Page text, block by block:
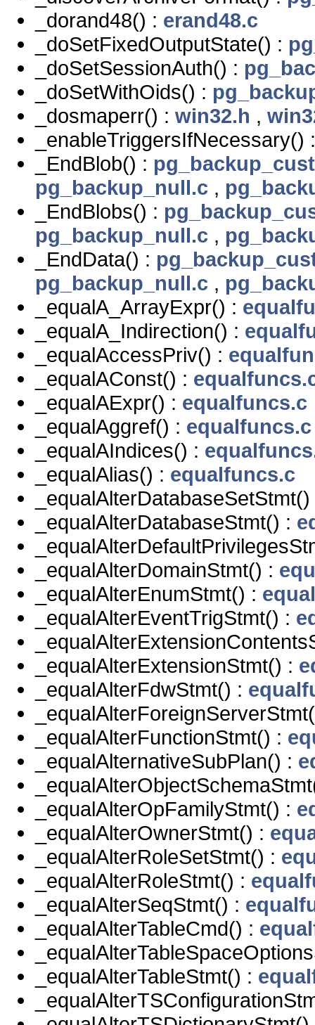
_dorand48() : erand48.c
_doSetFixedOutputState() :
_doSetSessionAuth() :
_doSetWithOids() :
_dosmaperr() : win32.h ,
_enableTriggersIfNecessary()
_EndBlob() :
pg_backup_null.c ,
_EndBlobs() :
pg_backup_null.c ,
_EndData() :
pg_backup_null.c ,
_equalA_ArrayExpr() :
_equalA_Indirection() :
_equalAccessPriv() :
_equalAConst() :
_equalAExpr() : equalfuncs.c
_equalAggref() : equalfuncs.c
_equalAIndices() :
_equalAlias() : equalfuncs.c
_equalAlterDatabaseStmt() :
_equalAlterDomainStmt() :
_equalAlterEnumStmt() :
_equalAlterEventTrigStmt() :
_equalAlterExtensionStmt() :
_equalAlterFdwStmt() :
_equalAlterFunctionStmt() :
_equalAlternativeSubPlan() :
_equalAlterOpFamilyStmt() :
_equalAlterOwnerStmt() :
_equalAlterRoleSetStmt() :
_equalAlterRoleStmt() :
_equalAlterSeqStmt() :
_equalAlterTableCmd() :
_equalAlterTableStmt() :